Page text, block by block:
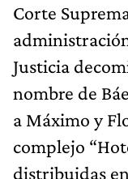
Corte
Justicia
nombre de
a Máximo y
complejo
distribuidas